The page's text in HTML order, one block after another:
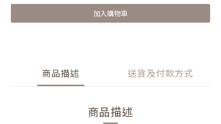
加入購物車
商品描述 送貨及付款方式
商品描述